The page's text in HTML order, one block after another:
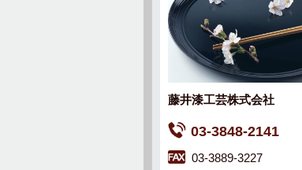
藤井漆工芸株式会社
03-3848-2141
03-3889-3227